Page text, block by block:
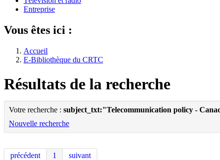
Entreprise
Vous êtes ici :
Accueil
E-Bibliothèque du CRTC
Résultats de la recherche
Votre recherche : subject_txt:"Telecommunication policy -
Nouvelle recherche
précédent 1 suivant